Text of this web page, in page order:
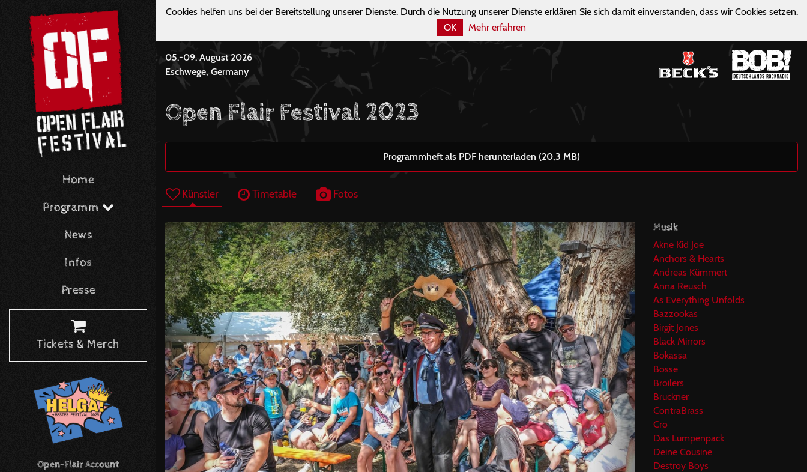
Home
Programm
News
Infos
Presse
Tickets & Merch
Open-Flair Account
Cookies helfen uns bei der Bereitstellung unserer Dienste. Durch die Nutzung unserer Dienste erklären Sie sich damit einverstanden, dass wir Cookies setzen.
OK
Mehr erfahren
05.-09. August 2026
Eschwege, Germany
Open Flair Festival 2023
Programmheft als PDF herunterladen (20,3 MB)
Künstler Timetable Fotos
Musik
Akne Kid Joe
Anchors & Hearts
Andreas Kümmert
Anna Reusch
As Everything Unfolds
Bazzookas
Birgit Jones
Black Mirrors
Bokassa
Bosse
Broilers
Bruckner
ContraBrass
Cro
Das Lumpenpack
Deine Cousine
Destroy Boys